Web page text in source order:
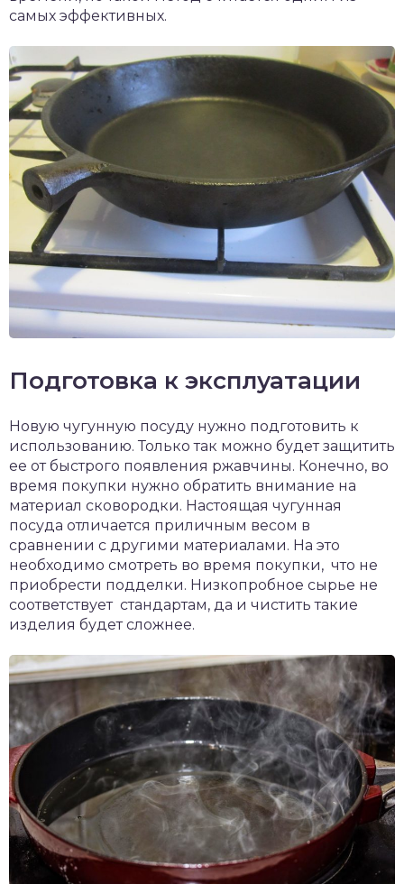
самых эффективных.
Подготовка к эксплуатации
Новую чугунную посуду нужно подготовить к
использованию. Только так можно будет защитить
ее от быстрого появления ржавчины. Конечно, во
время покупки нужно обратить внимание на
материал сковородки. Настоящая чугунная
посуда отличается приличным весом в
сравнении с другими материалами. На это
необходимо смотреть во время покупки, что не
приобрести подделки. Низкопробное сырье не
соответствует стандартам, да и чистить такие
изделия будет сложнее.